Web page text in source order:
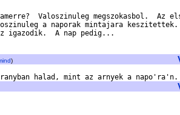
Valoszinuleg megszokasbol.  Az
a naporak mintajara keszitettek.
igazodik.  A nap pedig...
)